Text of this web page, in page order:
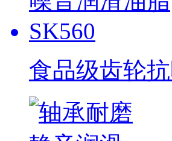
食品级齿轮